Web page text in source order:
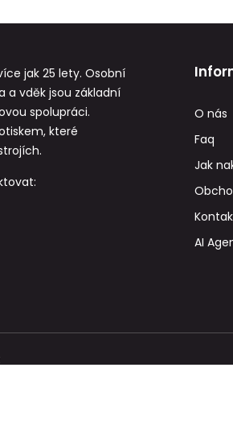
jak 25 lety. Osobní
a vděk jsou základní
spolupráci.
které
O nás
Faq
Jak
AI